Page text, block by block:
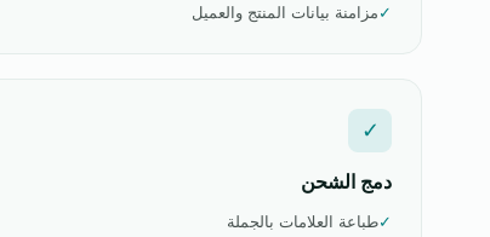
✓مزامنة بيانات المنتج والعميل
✓
دمج الشحن
✓طباعة العلامات بالجملة